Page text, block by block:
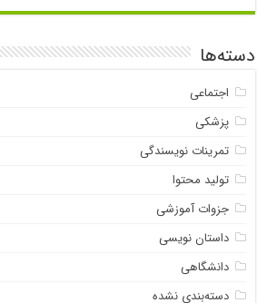
دسته‌ها
اجتماعی
پزشکی
تمرینات نویسندگی
تولید محتوا
جزوات آموزشی
داستان نویسی
دانشگاهی
دسته‌بندی نشده